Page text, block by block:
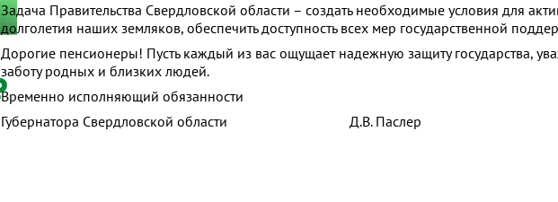
Задача Правительства Свердловской области – создать необходимые условия для
долголетия наших земляков, обеспечить доступность всех мер государственной
Дорогие пенсионеры! Пусть каждый из вас ощущает надежную защиту государства,
заботу родных и близких людей.
Временно исполняющий обязанности
Губернатора Свердловской области Д.В. Паслер